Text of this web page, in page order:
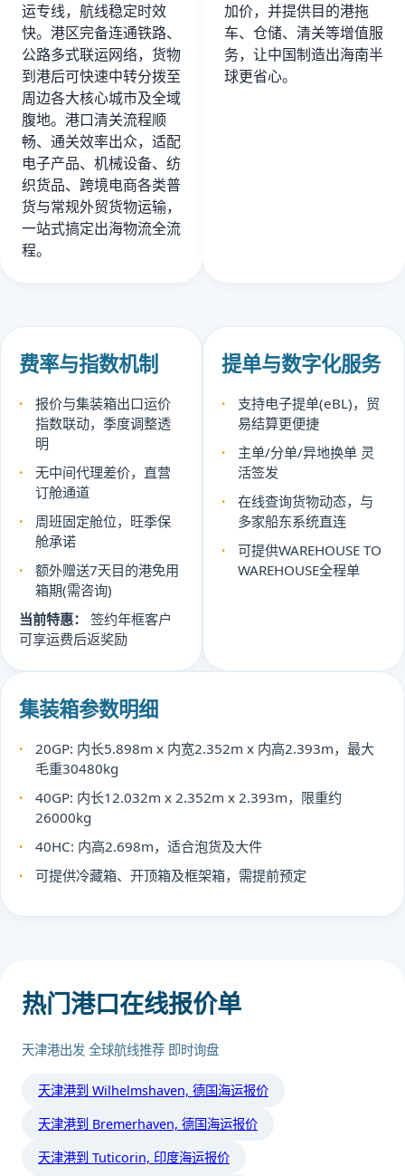
运专线，航线稳定时效
快。港区完备连通铁路、
公路多式联运网络，货物
到港后可快速中转分拨至
周边各大核心城市及全域
腹地。港口清关流程顺
畅、通关效率出众，适配
电子产品、机械设备、纺
织货品、跨境电商各类普
货与常规外贸货物运输，
一站式搞定出海物流全流
程。
加价，并提供目的港拖
车、仓储、清关等增值服
务，让中国制造出海南半
球更省心。
费率与指数机制
报价与集装箱出口运价
指数联动，季度调整透
明
无中间代理差价，直营
订舱通道
周班固定舱位，旺季保
舱承诺
额外赠送7天目的港免用
箱期(需咨询)
当前特惠：
签约年框客户
可享运费后返奖励
提单与数字化服务
支持电子提单(eBL)，贸
易结算更便捷
主单/分单/异地换单 灵
活签发
在线查询货物动态，与
多家船东系统直连
可提供WAREHOUSE TO
WAREHOUSE全程单
集装箱参数明细
20GP: 内长5.898m x 内宽2.352m x 内高2.393m，最大
毛重30480kg
40GP: 内长12.032m x 2.352m x 2.393m，限重约
26000kg
40HC: 内高2.698m，适合泡货及大件
可提供冷藏箱、开顶箱及框架箱，需提前预定
热门港口在线报价单
天津港出发 全球航线推荐 即时询盘
天津港到 Wilhelmshaven, 德国海运报价
天津港到 Bremerhaven, 德国海运报价
天津港到 Tuticorin, 印度海运报价